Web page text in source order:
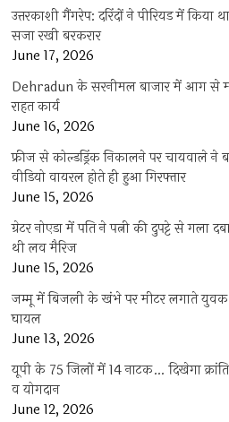
उत्तरकाशी गैंगरेप: दरिंदों ने पीरियड में किया
सजा रखी बरकरार
June 17, 2026
Dehradun के सरनीमल बाजार में आग से
राहत कार्य
June 16, 2026
फ्रीज से कोल्डड्रिंक निकालने पर चायवाले ने
वीडियो वायरल होते ही हुआ गिरफ्तार
June 15, 2026
ग्रेटर नोएडा में पति ने पत्नी की दुपट्टे से गला
थी लव मैरिज
June 15, 2026
जम्मू में बिजली के खंभे पर मीटर लगाते
घायल
June 13, 2026
यूपी के 75 जिलों में 14 नाटक… दिखेगा
व योगदान
June 12, 2026